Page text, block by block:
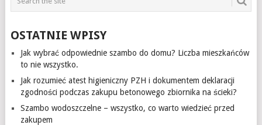
OSTATNIE WPISY
Jak wybrać odpowiednie szambo do domu? Liczba mieszkańców
to nie wszystko.
Jak rozumieć atest higieniczny PZH i dokumentem deklaracji
zgodności podczas zakupu betonowego zbiornika na ścieki?
Szambo wodoszczelne – wszystko, co warto wiedzieć przed
zakupem